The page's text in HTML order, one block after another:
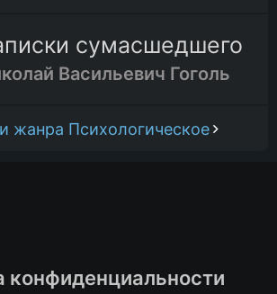
сумасшедшего
Васильевич Гоголь
жанра Психологическое
конфиденциальности